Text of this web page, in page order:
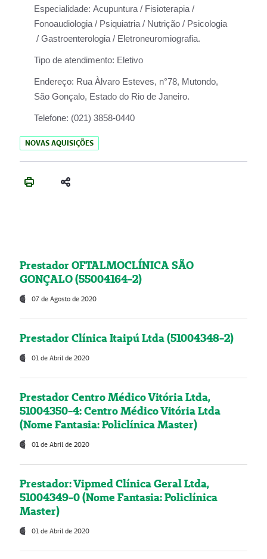
Especialidade: Acupuntura / Fisioterapia /
Fonoaudiologia / Psiquiatria / Nutrição / Psicologia
/ Gastroenterologia / Eletroneuromiografia.
Tipo de atendimento: Eletivo
Endereço: Rua Àlvaro Esteves, n°78, Mutondo,
São Gonçalo, Estado do Rio de Janeiro.
Telefone: (021) 3858-0440
NOVAS AQUISIÇÕES
Prestador OFTALMOCLÍNICA SÃO
GONÇALO (55004164-2)
07 de Agosto de 2020
Prestador Clínica Itaipú Ltda (51004348-2)
01 de Abril de 2020
Prestador Centro Médico Vitória Ltda,
51004350-4: Centro Médico Vitória Ltda
(Nome Fantasia: Policlínica Master)
01 de Abril de 2020
Prestador: Vipmed Clínica Geral Ltda,
51004349-0 (Nome Fantasia: Policlínica
Master)
01 de Abril de 2020